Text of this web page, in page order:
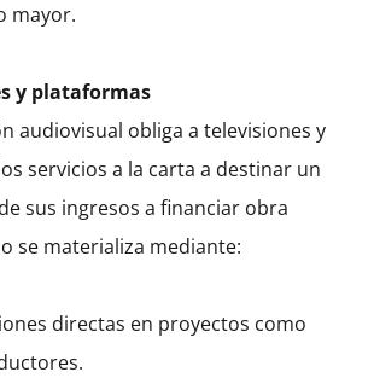
mayor.
y plataformas
audiovisual obliga a televisiones y
servicios a la carta a destinar un
sus ingresos a financiar obra
se materializa mediante:
directas en proyectos como